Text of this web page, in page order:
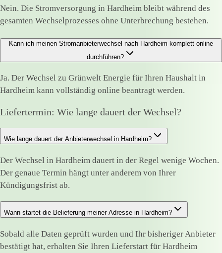
Nein. Die Stromversorgung in Hardheim bleibt während des
gesamten Wechselprozesses ohne Unterbrechung bestehen.
Kann ich meinen Stromanbieterwechsel nach Hardheim komplett online
durchführen?
Ja. Der Wechsel zu Grünwelt Energie für Ihren Haushalt in
Hardheim kann vollständig online beantragt werden.
Liefertermin: Wie lange dauert der Wechsel?
Wie lange dauert der Anbieterwechsel in Hardheim?
Der Wechsel in Hardheim dauert in der Regel wenige Wochen.
Der genaue Termin hängt unter anderem von Ihrer
Kündigungsfrist ab.
Wann startet die Belieferung meiner Adresse in Hardheim?
Sobald alle Daten geprüft wurden und Ihr bisheriger Anbieter
bestätigt hat, erhalten Sie Ihren Lieferstart für Hardheim